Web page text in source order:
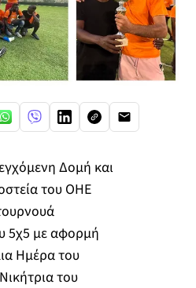
Δομή και
του ΟΗΕ
5χ5 με αφορμή
Ημέρα του
του